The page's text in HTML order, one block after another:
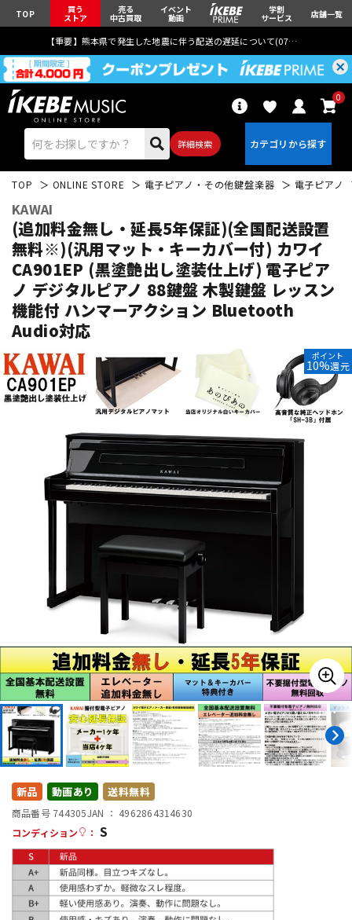
TOP 買う
ストア
売る
中古買取
イベント
動画
学割
サービス 店舗一覧
【重要】熊本県で発生した地震に伴う配送の遅延について(07月29日
詳細検索
0
エレキギター アコギ/エレアコ
ベース
ドラム パーカッション
キーボード 電子ピアノ
管楽器 その他楽器
DTM
DTM オンライン納品 レコーディング機器
配信/ライブ機器 楽器アクセサリ
中古
TOP ONLINE STORE 電子ピアノ・その他鍵盤楽器 電子ピアノ
KAWAI
(追加料金無し・延長5年保証)(全国配送設置
無料※)(汎用マット・キーカバー付) カワイ
CA901EP (黒塗艶出し塗装仕上げ) 電子ピア
ノ デジタルピアノ 88鍵盤 木製鍵盤 レッスン
機能付 ハンマーアクション Bluetooth
Audio対応
ポイント
10%還元
新品 動画あり 送料無料
商品番号 744305JAN ： 4962864314630
コンディション
： S